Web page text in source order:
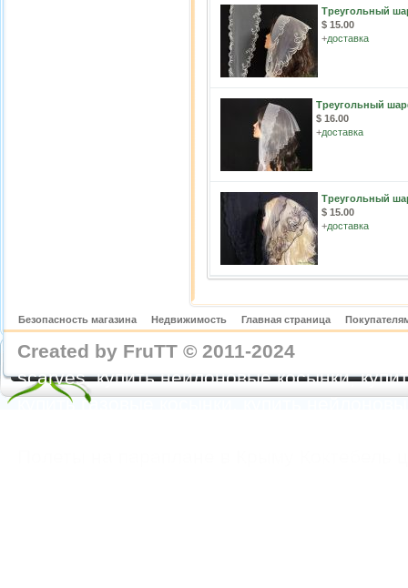
Треугольный
$ 15.00
+доставка
Треугольный
$ 16.00
+доставка
Треугольный
$ 15.00
+доставка
Безопасность магазина Недвижимость Главная страница
Created by FruTT © 2011-2024
scarves, купить нейлоновые косынки,
купить газовые косынки, купить